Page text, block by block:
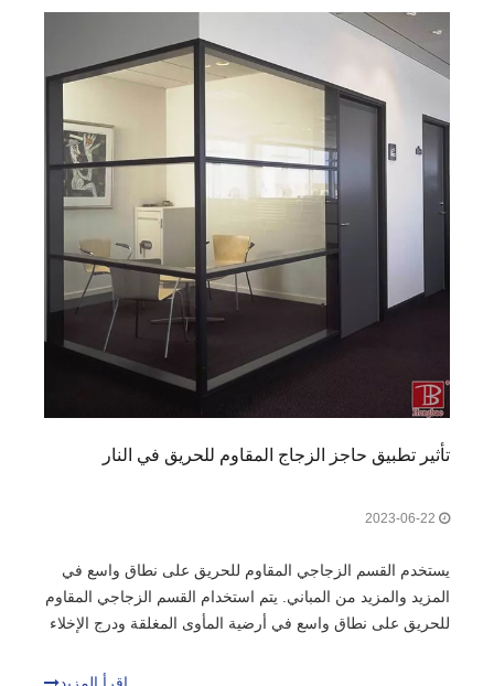
تأثير تطبيق حاجز الزجاج المقاوم للحريق في النار
يستخدم القسم الزجاجي المقاوم للحريق على نطاق واسع في
المزيد والمزيد من المباني. يتم استخدام القسم الزجاجي المقاوم
للحريق على نطاق واسع في أرضية المأوى المغلقة ودرج الإخلاء
حاجز زجاجي مقاوم للحريق، كمكون بناء مع حد معين لمقاومة